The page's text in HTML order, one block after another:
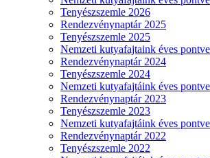
Tenyészszemle 2026
Rendezvénynaptár 2025
Tenyészszemle 2025
Nemzeti kutyafajtaink éves
Rendezvénynaptár 2024
Tenyészszemle 2024
Nemzeti kutyafajtáink éves
Rendezvénynaptár 2023
Tenyészszemle 2023
Nemzeti kutyafajtáink éves
Rendezvénynaptár 2022
Tenyészszemle 2022